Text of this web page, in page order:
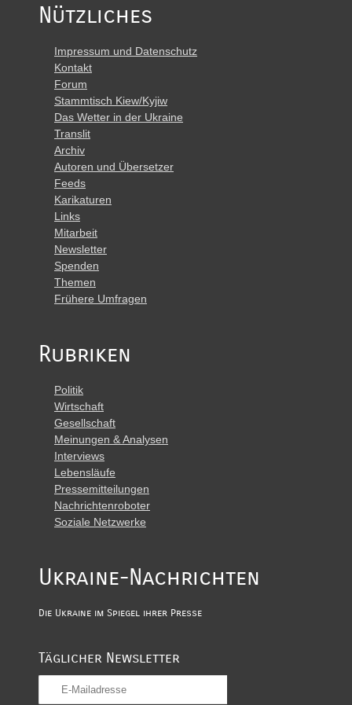
Nützliches
Impressum und Datenschutz
Kontakt
Forum
Stammtisch Kiew/Kyjiw
Das Wetter in der Ukraine
Translit
Archiv
Autoren und Übersetzer
Feeds
Karikaturen
Links
Mitarbeit
Newsletter
Spenden
Themen
Frühere Umfragen
Rubriken
Politik
Wirtschaft
Gesellschaft
Meinungen & Analysen
Interviews
Lebensläufe
Pressemitteilungen
Nachrichtenroboter
Soziale Netzwerke
Ukraine-Nachrichten
Die Ukraine im Spiegel ihrer Presse
Täglicher Newsletter